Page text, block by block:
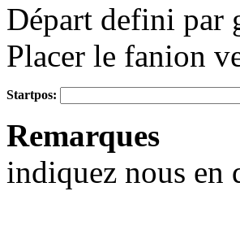
Départ defini par
Placer le fanion
−
Startpos:
Remarques
indiquez nous en